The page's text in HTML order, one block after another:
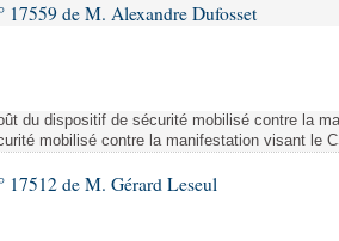
17559 de M. Alexandre Dufosset
du dispositif de sécurité mobilisé contre la
mobilisé contre la manifestation visant le
17512 de M. Gérard Leseul